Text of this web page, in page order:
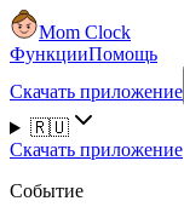
Mom Clock
ФункцииПомощь
Скачать приложение
🇷🇺
Скачать приложение
Событие